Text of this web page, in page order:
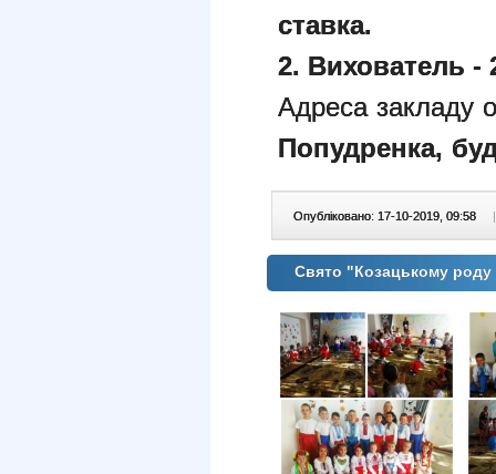
ставка.
2. Вихователь -
Адреса закладу
Попудренка,
Опубліковано: 17-10-2019, 09:58 |
Свято "Козацькому